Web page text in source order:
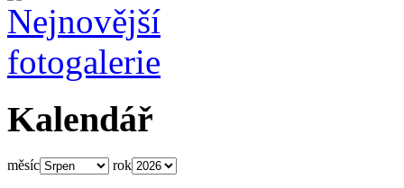
Kalendář
měsíc rok